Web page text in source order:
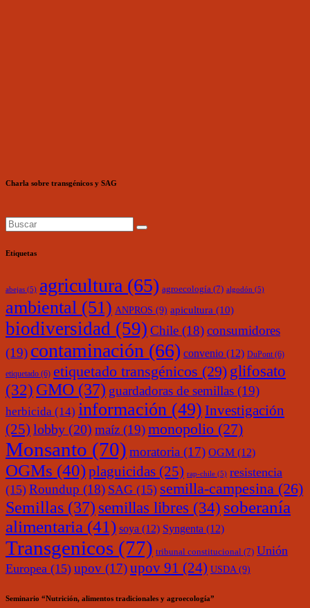
Charla sobre transgénicos y SAG
Etiquetas
abejas (5) agricultura (65) agroecología (7) algodón (5)
ambiental (51) ANPROS (9) apicultura (10)
biodiversidad (59) Chile (18)consumidores
(19) contaminación (66) convenio (12) DuPont (6)
etiquetado (6) etiquetado transgénicos (29) glifosato
(32) GMO (37) guardadoras de semillas (19)
herbicida (14) información (49) Investigación
(25) lobby (20) maíz (19)monopolio (27)
Monsanto (70) moratoria (17) OGM (12)
OGMs (40)plaguicidas (25) rap-chile (5) resistencia
(15) Roundup (18) SAG (15) semilla-campesina (26)
Semillas (37) semillas libres (34) soberanía
alimentaria (41) soya (12) Syngenta (12)
Transgenicos (77) tribunal constitucional (7) Unión
Europea (15) upov (17)upov 91 (24) USDA (9)
Seminario “Nutrición, alimentos tradicionales y agroecología”